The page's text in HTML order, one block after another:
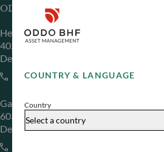
COUNTRY & LANGUAGE
Country
Select a country
ODDO BHF Asset Management GmbH
Herzogstraße 15
40217 Düsseldorf
Deutschland
+49 (0) 211 239 24 01
Gallusanlage 8
60329 Frankfurt am Main
Deutschland